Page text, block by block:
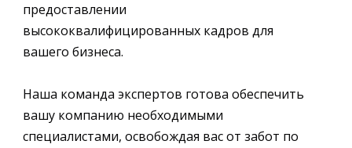
предоставлении
высококвалифицированных кадров для
вашего бизнеса.
Наша команда экспертов готова обеспечить
вашу компанию необходимыми
специалистами, освобождая вас от забот по